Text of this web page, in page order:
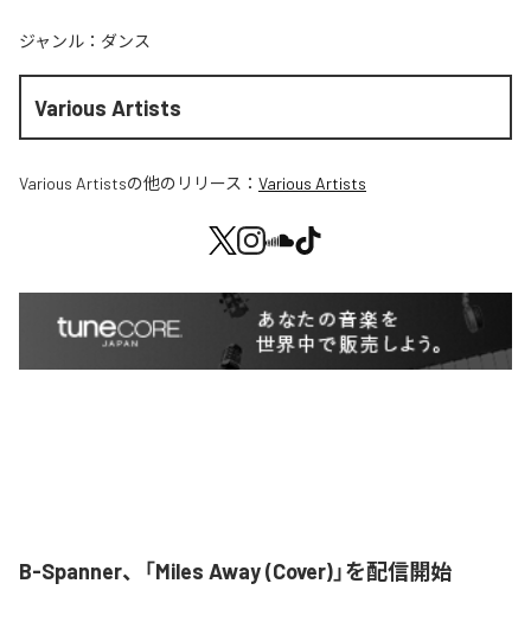
ジャンル： ダンス
Various Artists
Various Artistsの他のリリース： Various Artists
B-Spanner、「Miles Away (Cover)」を配信開始